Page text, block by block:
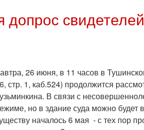
-
продолжение
Кузьминкиным
допрос
26 июня, в 11 часов в
стр. 1, каб.524) продолжится
В связи с
но в здание суда можно будет
началось 6 мая - с тех пор